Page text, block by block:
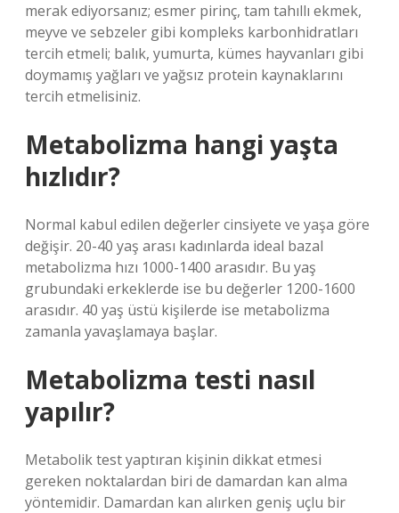
merak ediyorsanız; esmer pirinç, tam tahıllı ekmek,
meyve ve sebzeler gibi kompleks karbonhidratları
tercih etmeli; balık, yumurta, kümes hayvanları gibi
doymamış yağları ve yağsız protein kaynaklarını
tercih etmelisiniz.
Metabolizma hangi yaşta
hızlıdır?
Normal kabul edilen değerler cinsiyete ve yaşa göre
değişir. 20-40 yaş arası kadınlarda ideal bazal
metabolizma hızı 1000-1400 arasıdır. Bu yaş
grubundaki erkeklerde ise bu değerler 1200-1600
arasıdır. 40 yaş üstü kişilerde ise metabolizma
zamanla yavaşlamaya başlar.
Metabolizma testi nasıl
yapılır?
Metabolik test yaptıran kişinin dikkat etmesi
gereken noktalardan biri de damardan kan alma
yöntemidir. Damardan kan alırken geniş uçlu bir